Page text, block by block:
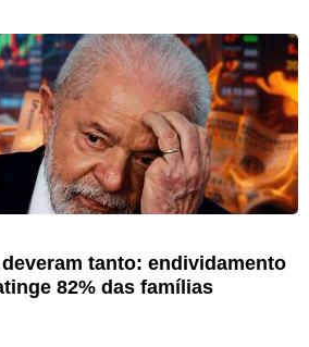
tanto: endividamento
82% das famílias